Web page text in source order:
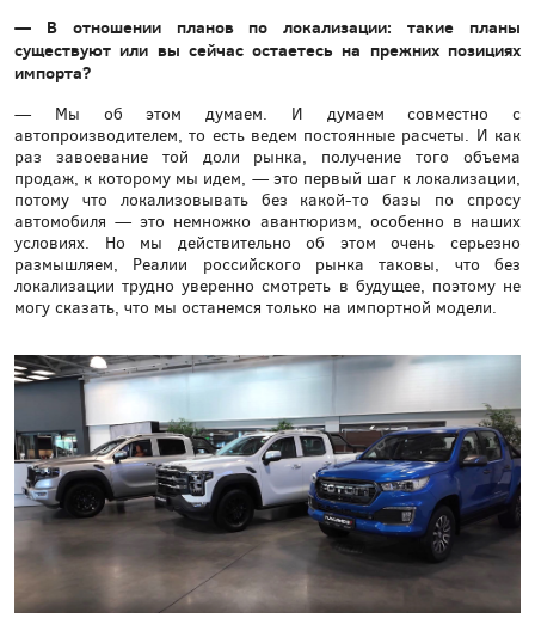
— В отношении планов по локализации: такие планы
существуют или вы сейчас остаетесь на прежних позициях
импорта?
— Мы об этом думаем. И думаем совместно с
автопроизводителем, то есть ведем постоянные расчеты. И как
раз завоевание той доли рынка, получение того объема
продаж, к которому мы идем, — это первый шаг к локализации,
потому что локализовывать без какой-то базы по спросу
автомобиля — это немножко авантюризм, особенно в наших
условиях. Но мы действительно об этом очень серьезно
размышляем, Реалии российского рынка таковы, что без
локализации трудно уверенно смотреть в будущее, поэтому не
могу сказать, что мы останемся только на импортной модели.